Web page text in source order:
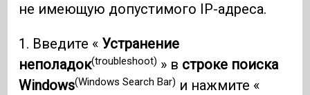
не имеющую допустимого IP-адреса.
1. Введите « Устранение
неполадок(troubleshoot) » в строке поиска
Windows(Windows Search Bar) и нажмите «